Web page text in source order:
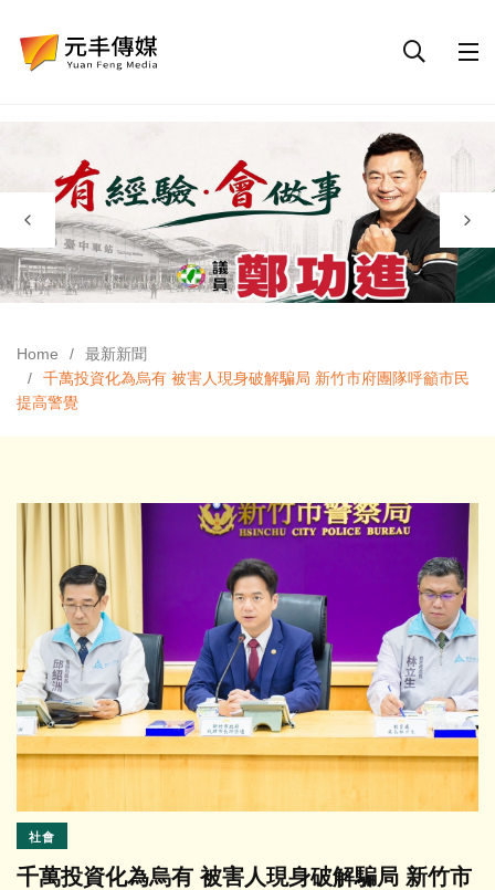
Home
最新新聞
千萬投資化為烏有 被害人現身破解騙局 新竹市府團隊呼籲市民
提高警覺
社會
千萬投資化為烏有 被害人現身破解騙局 新竹市